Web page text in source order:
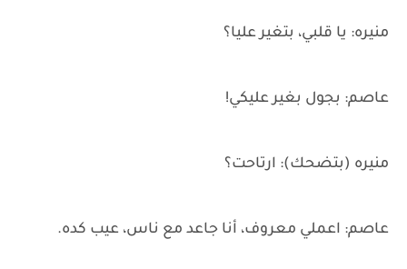
منيره: يا قلبي، بتغير عليا؟
عاصم: بجول بغير عليكي!
منيره (بتضحك): ارتاحت؟
عاصم: اعملي معروف، أنا جاعد مع ناس، عيب كده.